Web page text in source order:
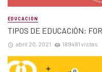
EDUCACIÓN
TIPOS DE EDUCACIÓN:
abril 20, 2021 189491 vistas